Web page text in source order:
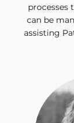
processes
can be
assisting